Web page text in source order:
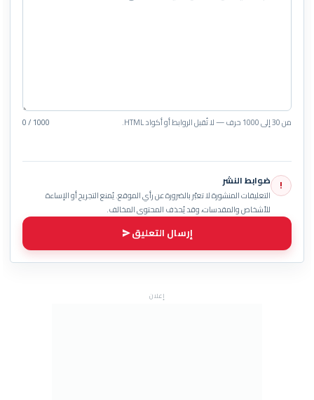
من 30 إلى 1000 حرف — لا تُقبل الروابط أو أكواد HTML. 0 / 1000
! ضوابط النشر
التعليقات المنشورة لا تعبّر بالضرورة عن رأي الموقع. يُمنع التجريح أو الإساءة
للأشخاص والمقدسات، وقد يُحذف المحتوى المخالف.
إرسال التعليق
إعلان